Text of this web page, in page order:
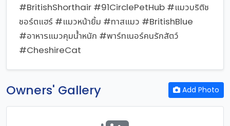
#BritishShorthair #91CirclePetHub #แมวบริติช
ชอร์ตแฮร์ #แมวหน้ายิ้ม #ทาสแมว #BritishBlue
#อาหารแมวคุมน้ำหนัก #พาร์ทเนอร์คนรักสัตว์
#CheshireCat
Owners' Gallery Add Photo